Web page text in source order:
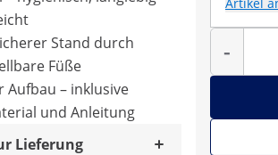
-
Stand durch
Füße
Aufbau – inklusive
und Anleitung
Lieferung